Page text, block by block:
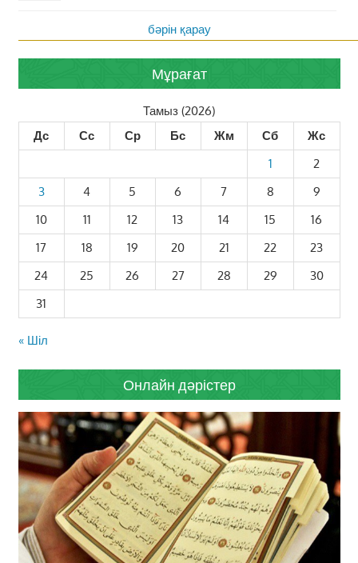
бәрін қарау
Мұрағат
Тамыз (2026)
Дс
Сс Ср Бс Жм Сб
Жс
1
2
3
4 5 6 7 8
9
10
11 12 13 14 15
16
17
18 19 20 21 22
23
24
25 26 27 28 29
30
31
« Шіл
Онлайн дәрістер